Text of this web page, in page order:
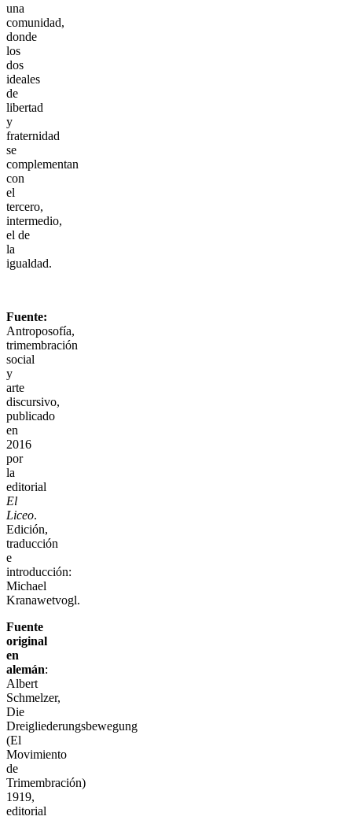
una
comunidad,
donde
los
dos
ideales
de
libertad
y
fraternidad
se
complementan
con
el
tercero,
intermedio,
el de
la
igualdad.
Fuente:
Antroposofía,
trimembración
social
y
arte
discursivo,
publicado
en
2016
por
la
editorial
El
Liceo.
Edición,
traducción
e
introducción:
Michael
Kranawetvogl.
Fuente
original
en
alemán:
Albert
Schmelzer,
Die
Dreigliederungsbewegung
(El
Movimiento
de
Trimembración)
1919,
editorial